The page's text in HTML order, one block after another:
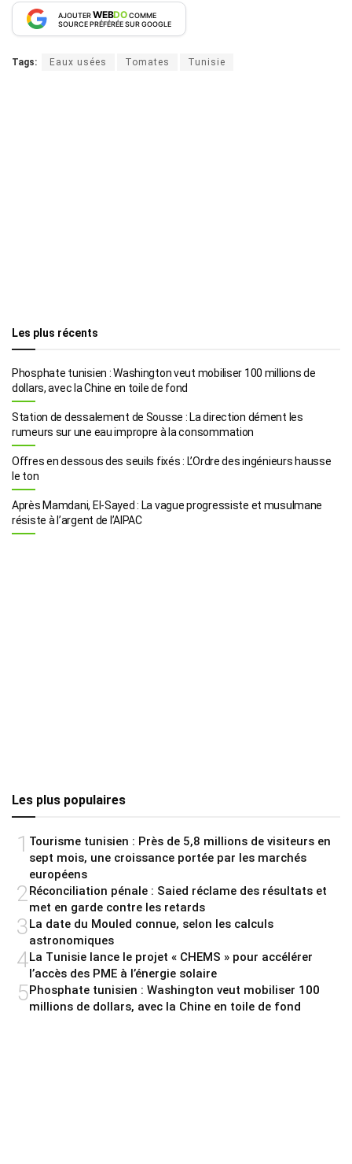
AJOUTERWEBDOCOMME
SOURCE PRÉFÉRÉE SUR GOOGLE
Tags: Eaux usées Tomates Tunisie
Les plus récents
Phosphate tunisien : Washington veut mobiliser 100 millions de
dollars, avec la Chine en toile de fond
Station de dessalement de Sousse : La direction dément les
rumeurs sur une eau impropre à la consommation
Offres en dessous des seuils fixés : L’Ordre des ingénieurs hausse
le ton
Après Mamdani, El-Sayed : La vague progressiste et musulmane
résiste à l’argent de l’AIPAC
Les plus populaires
1 Tourisme tunisien : Près de 5,8 millions de visiteurs en
sept mois, une croissance portée par les marchés
européens
2Réconciliation pénale : Saied réclame des résultats et
met en garde contre les retards
3La date du Mouled connue, selon les calculs
astronomiques
4La Tunisie lance le projet « CHEMS » pour accélérer
l’accès des PME à l’énergie solaire
5Phosphate tunisien : Washington veut mobiliser 100
millions de dollars, avec la Chine en toile de fond